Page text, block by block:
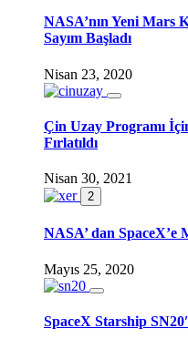
NASA’nın Yeni Mars
Sayım Başladı
Nisan 23, 2020
Çin Uzay Programı
Fırlatıldı
Nisan 30, 2021
2
NASA’ dan SpaceX’e
Mayıs 25, 2020
SpaceX Starship